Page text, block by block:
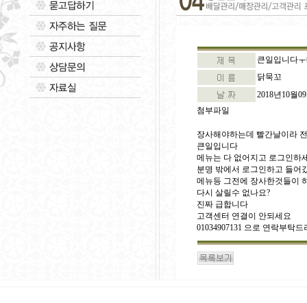
큰일입니다
닭묵꼬
2018년10월
첨부파일
장사해야하는데 빨간날이라
큰일입니다
메뉴는 다 없어지고 로그인하
분명 밖에서 로그인하고 들어
메뉴등 그전에 장사한것들이
다시 살릴수 없나요?
진짜 급합니다
고객센터 연결이 안되세요
01034907131 으로 연락부탁드